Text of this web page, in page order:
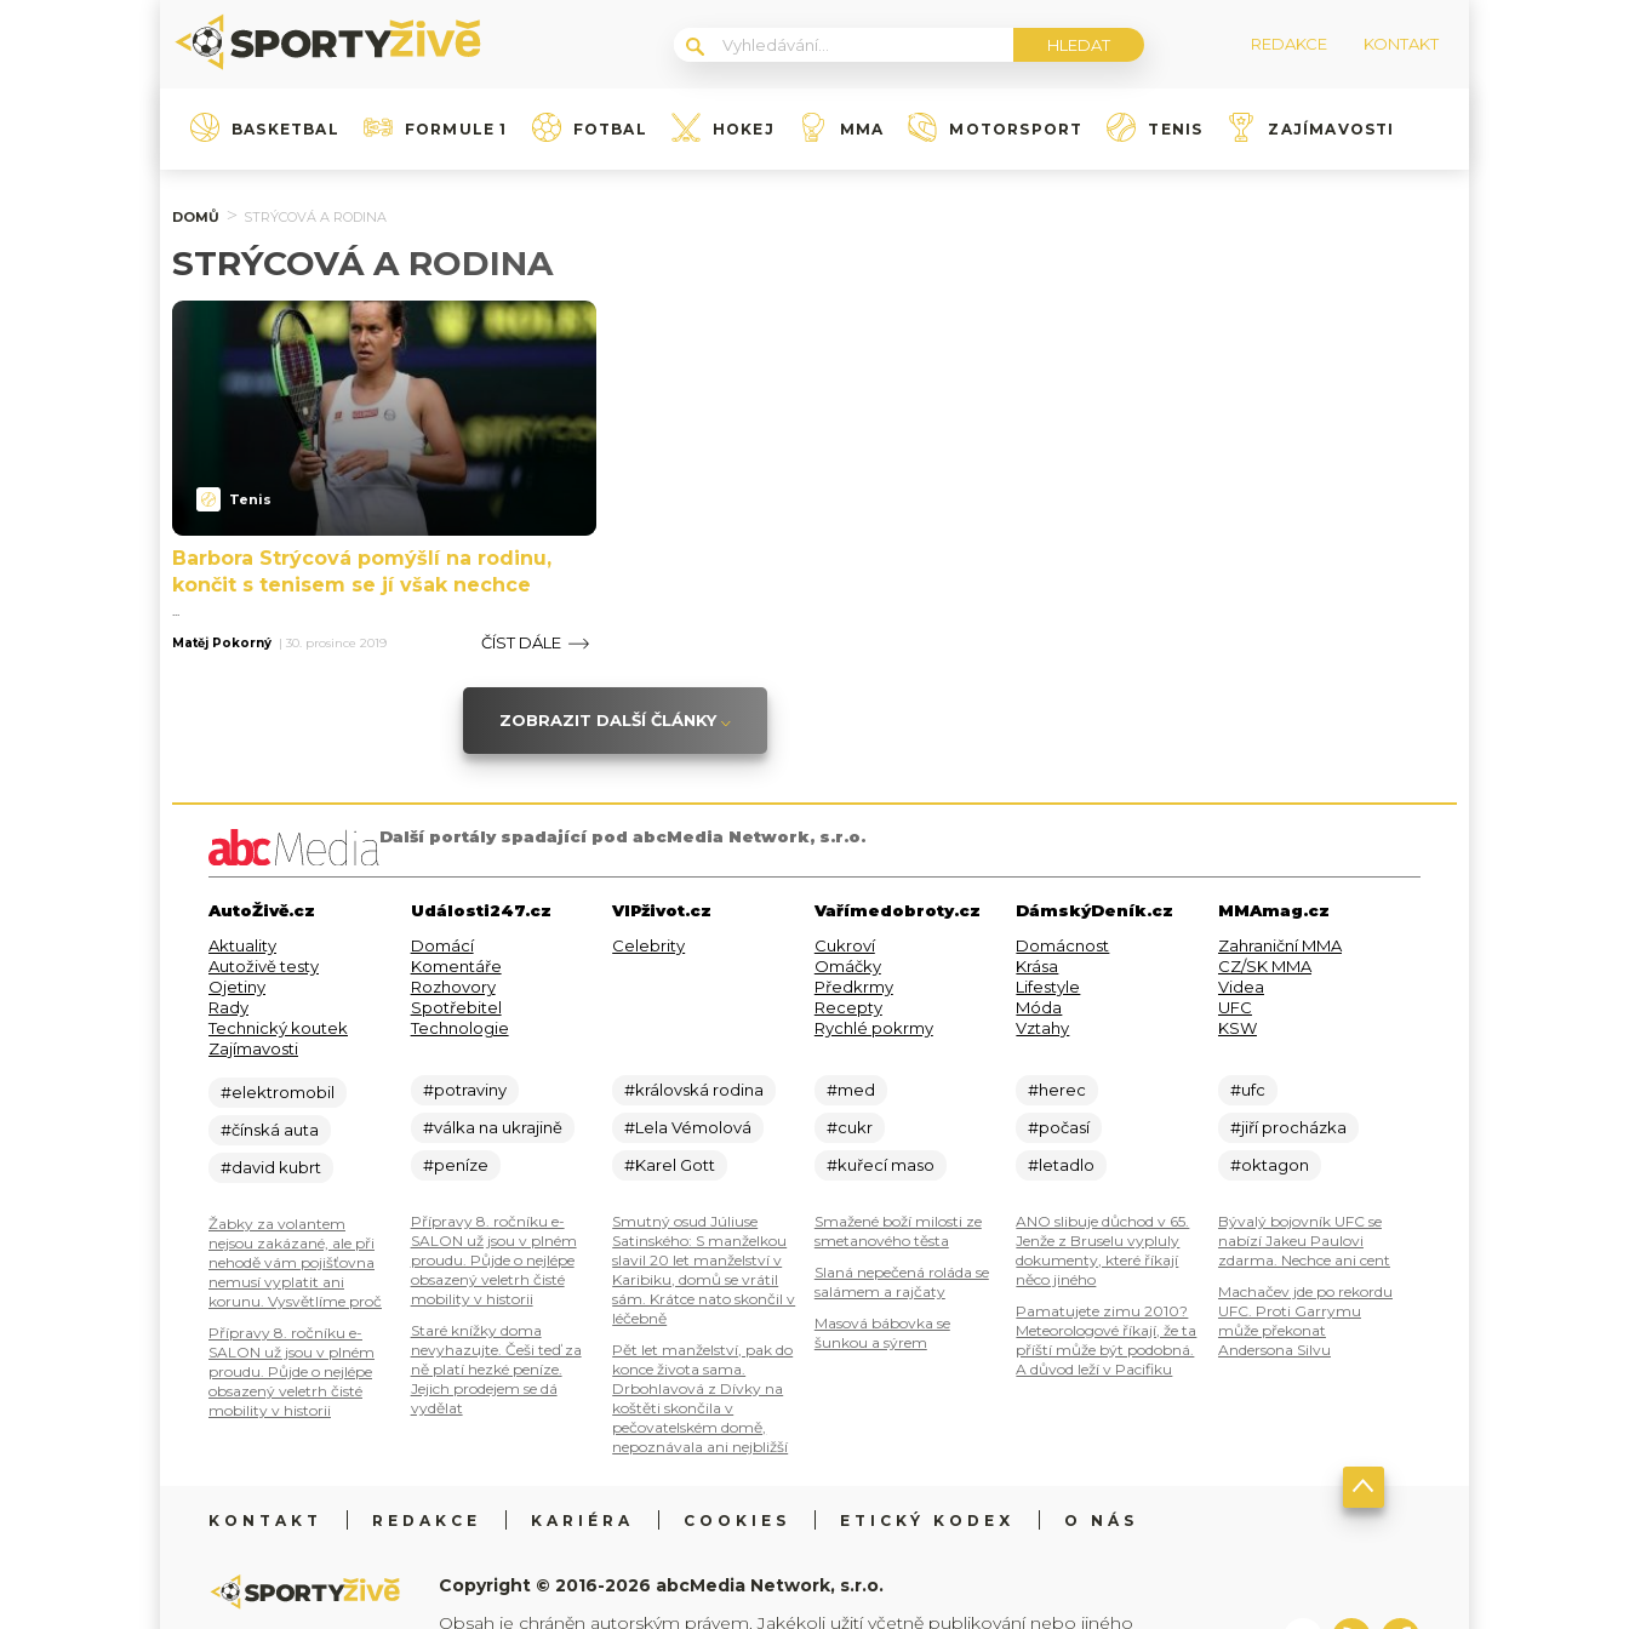
REDAKCE KONTAKT
BASKETBAL FORMULE 1 FOTBAL HOKEJ MMA MOTORSPORT TENIS ZAJÍMAVOSTI
DOMŮ STRÝCOVÁ A RODINA
STRÝCOVÁ A RODINA
Tenis
Barbora Strýcová pomýšlí na rodinu,
končit s tenisem se jí však nechce
...
Matěj Pokorný | 30. prosince 2019 ČÍST DÁLE
ZOBRAZIT DALŠÍ ČLÁNKY
Další portály spadající pod abcMedia Network, s.r.o.
AutoŽivě.cz
Aktuality
Autoživě testy
Ojetiny
Rady
Technický koutek
Zajímavosti
#elektromobil
#čínská auta
#david kubrt
Žabky za volantem
nejsou zakázané, ale při
nehodě vám pojišťovna
nemusí vyplatit ani
korunu. Vysvětlíme proč
Přípravy 8. ročníku e-
SALON už jsou v plném
proudu. Půjde o nejlépe
obsazený veletrh čisté
mobility v historii
Události247.cz
Domácí
Komentáře
Rozhovory
Spotřebitel
Technologie
#potraviny
#válka na ukrajině
#peníze
Přípravy 8. ročníku e-
SALON už jsou v plném
proudu. Půjde o nejlépe
obsazený veletrh čisté
mobility v historii
Staré knížky doma
nevyhazujte. Češi teď za
ně platí hezké peníze.
Jejich prodejem se dá
vydělat
VIPživot.cz
Celebrity
#královská rodina
#Lela Vémolová
#Karel Gott
Smutný osud Júliuse
Satinského: S manželkou
slavil 20 let manželství v
Karibiku, domů se vrátil
sám. Krátce nato skončil v
léčebně
Pět let manželství, pak do
konce života sama.
Drbohlavová z Dívky na
koštěti skončila v
pečovatelském domě,
nepoznávala ani nejbližší
Vařímedobroty.cz
Cukroví
Omáčky
Předkrmy
Recepty
Rychlé pokrmy
#med
#cukr
#kuřecí maso
Smažené boží milosti ze
smetanového těsta
Slaná nepečená roláda se
salámem a rajčaty
Masová bábovka se
šunkou a sýrem
DámskýDeník.cz
Domácnost
Krása
Lifestyle
Móda
Vztahy
#herec
#počasí
#letadlo
ANO slibuje důchod v 65.
Jenže z Bruselu vypluly
dokumenty, které říkají
něco jiného
Pamatujete zimu 2010?
Meteorologové říkají, že ta
příští může být podobná.
A důvod leží v Pacifiku
MMAmag.cz
Zahraniční MMA
CZ/SK MMA
Videa
UFC
KSW
#ufc
#jiří procházka
#oktagon
Bývalý bojovník UFC se
nabízí Jakeu Paulovi
zdarma. Nechce ani cent
Machačev jde po rekordu
UFC. Proti Garrymu
může překonat
Andersona Silvu
KONTAKT REDAKCE KARIÉRA COOKIES ETICKÝ KODEX O NÁS
Copyright © 2016-2026 abcMedia Network, s.r.o.
Obsah je chráněn autorským právem. Jakékoli užití včetně publikování nebo jiného